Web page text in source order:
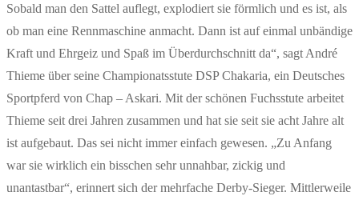
Sobald man den Sattel auflegt, explodiert sie förmlich und es ist, als
ob man eine Rennmaschine anmacht. Dann ist auf einmal unbändige
Kraft und Ehrgeiz und Spaß im Überdurchschnitt da“, sagt André
Thieme über seine Championatsstute DSP Chakaria, ein Deutsches
Sportpferd von Chap – Askari. Mit der schönen Fuchsstute arbeitet
Thieme seit drei Jahren zusammen und hat sie seit sie acht Jahre alt
ist aufgebaut. Das sei nicht immer einfach gewesen. „Zu Anfang
war sie wirklich ein bisschen sehr unnahbar, zickig und
unantastbar“, erinnert sich der mehrfache Derby-Sieger. Mittlerweile